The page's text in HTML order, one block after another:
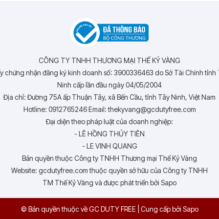
CÔNG TY TNHH THƯƠNG MẠI THẾ KỶ VÀNG
chứng nhận đăng ký kinh doanh số: 3900336463 do Sở Tài Chính tỉnh
Ninh cấp lần đầu ngày 04/05/2004
Địa chỉ: Đường 75A ấp Thuận Tây, xã Bến Cầu, tỉnh Tây Ninh, Việt Nam
Hotline: 0912765246 Email: thekyvang@gcdutyfree.com
Đại diện theo pháp luật của doanh nghiệp:
- LÊ HỒNG THỦY TIÊN
- LE VINH QUANG
Bản quyền thuộc Công ty TNHH Thương mại Thế Kỷ Vàng
Website: gcdutyfree.com thuộc quyền sở hữu của Công ty TNHH
TM Thế Kỷ Vàng và được phát triển bởi Sapo
© Bản quyền thuộc về GC DUTY FREE Cung cấp bởi Sapo